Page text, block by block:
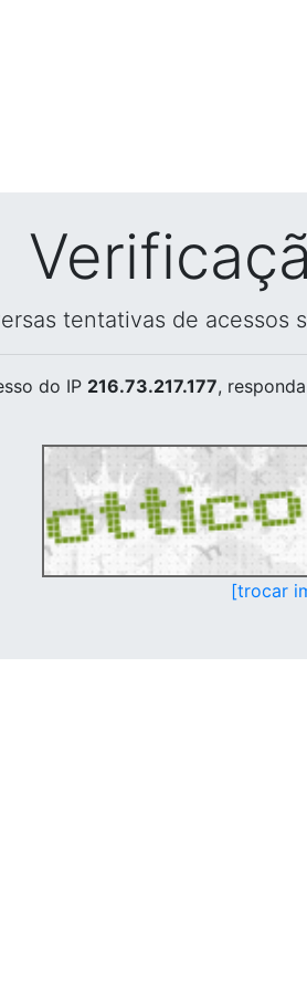
tentativas de acessos
do IP 216.73.217.177,
[trocar